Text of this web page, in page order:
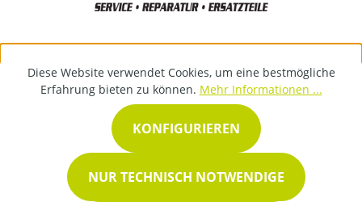
Diese Website verwendet Cookies, um eine bestmögliche
Erfahrung bieten zu können. Mehr Informationen ...
NUR TECHNISCH NOTWENDIGE
KONFIGURIEREN